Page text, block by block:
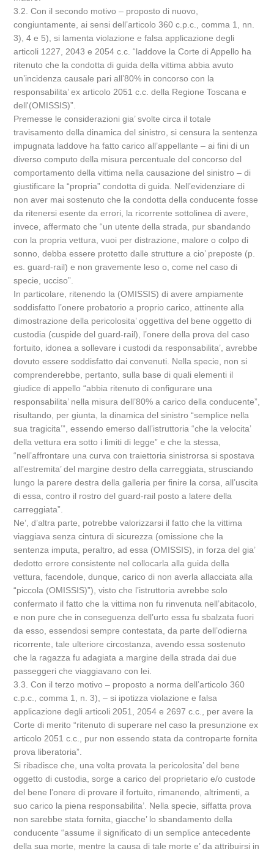
3.2. Con il secondo motivo – proposto di nuovo,
congiuntamente, ai sensi dell’articolo 360 c.p.c., comma 1, nn.
3), 4 e 5), si lamenta violazione e falsa applicazione degli
articoli 1227, 2043 e 2054 c.c. “laddove la Corte di Appello ha
ritenuto che la condotta di guida della vittima abbia avuto
un’incidenza causale pari all’80% in concorso con la
responsabilita’ ex articolo 2051 c.c. della Regione Toscana e
dell'(OMISSIS)”.
Premesse le considerazioni gia’ svolte circa il totale
travisamento della dinamica del sinistro, si censura la sentenza
impugnata laddove ha fatto carico all’appellante – ai fini di un
diverso computo della misura percentuale del concorso del
comportamento della vittima nella causazione del sinistro – di
giustificare la “propria” condotta di guida. Nell’evidenziare di
non aver mai sostenuto che la condotta della conducente fosse
da ritenersi esente da errori, la ricorrente sottolinea di avere,
invece, affermato che “un utente della strada, pur sbandando
con la propria vettura, vuoi per distrazione, malore o colpo di
sonno, debba essere protetto dalle strutture a cio’ preposte (p.
es. guard-rail) e non gravemente leso o, come nel caso di
specie, ucciso”.
In particolare, ritenendo la (OMISSIS) di avere ampiamente
soddisfatto l’onere probatorio a proprio carico, attinente alla
dimostrazione della pericolosita’ oggettiva del bene oggetto di
custodia (cuspide del guard-rail), l’onere della prova del caso
fortuito, idonea a sollevare i custodi da responsabilita’, avrebbe
dovuto essere soddisfatto dai convenuti. Nella specie, non si
comprenderebbe, pertanto, sulla base di quali elementi il
giudice di appello “abbia ritenuto di configurare una
responsabilita’ nella misura dell’80% a carico della conducente”,
risultando, per giunta, la dinamica del sinistro “semplice nella
sua tragicita’”, essendo emerso dall’istruttoria “che la velocita’
della vettura era sotto i limiti di legge” e che la stessa,
“nell’affrontare una curva con traiettoria sinistrorsa si spostava
all’estremita’ del margine destro della carreggiata, strusciando
lungo la parere destra della galleria per finire la corsa, all’uscita
di essa, contro il rostro del guard-rail posto a latere della
carreggiata”.
Ne’, d’altra parte, potrebbe valorizzarsi il fatto che la vittima
viaggiava senza cintura di sicurezza (omissione che la
sentenza imputa, peraltro, ad essa (OMISSIS), in forza del gia’
dedotto errore consistente nel collocarla alla guida della
vettura, facendole, dunque, carico di non averla allacciata alla
“piccola (OMISSIS)”), visto che l’istruttoria avrebbe solo
confermato il fatto che la vittima non fu rinvenuta nell’abitacolo,
e non pure che in conseguenza dell’urto essa fu sbalzata fuori
da esso, essendosi sempre contestata, da parte dell’odierna
ricorrente, tale ulteriore circostanza, avendo essa sostenuto
che la ragazza fu adagiata a margine della strada dai due
passeggeri che viaggiavano con lei.
3.3. Con il terzo motivo – proposto a norma dell’articolo 360
c.p.c., comma 1, n. 3), – si ipotizza violazione e falsa
applicazione degli articoli 2051, 2054 e 2697 c.c., per avere la
Corte di merito “ritenuto di superare nel caso la presunzione ex
articolo 2051 c.c., pur non essendo stata da controparte fornita
prova liberatoria”.
Si ribadisce che, una volta provata la pericolosita’ del bene
oggetto di custodia, sorge a carico del proprietario e/o custode
del bene l’onere di provare il fortuito, rimanendo, altrimenti, a
suo carico la piena responsabilita’. Nella specie, siffatta prova
non sarebbe stata fornita, giacche’ lo sbandamento della
conducente “assume il significato di un semplice antecedente
della sua morte, mentre la causa di tale morte e’ da attribuirsi in